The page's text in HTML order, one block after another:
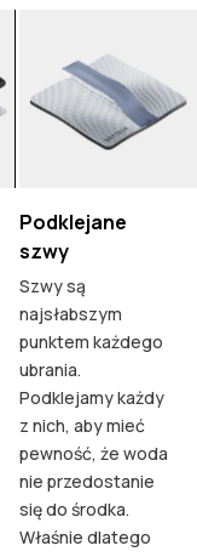
Podklejane
szwy
Szwy są
najsłabszym
punktem każdego
ubrania.
Podklejamy każdy
z nich, aby mieć
pewność, że woda
nie przedostanie
się do środka.
Właśnie dlatego